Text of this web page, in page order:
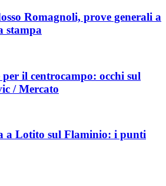
Romagnoli, prove generali a
stampa
il centrocampo: occhi sul
/ Mercato
a Lotito sul Flaminio: i punti